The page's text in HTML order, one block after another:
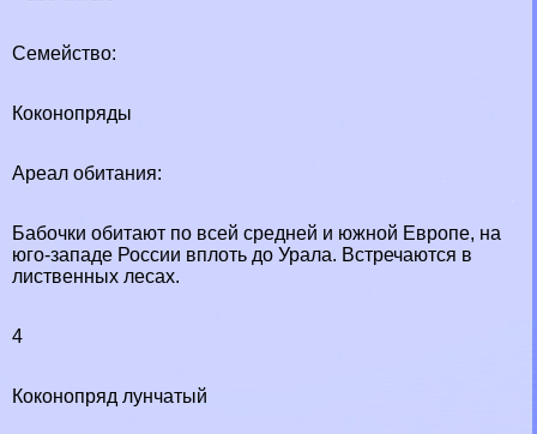
Семейство:
Коконопряды
Ареал обитания:
Бабочки обитают по всей средней и южной Европе, на
юго-западе России вплоть до Урала. Встречаются в
лиственных лесах.
4
Коконопряд лунчатый